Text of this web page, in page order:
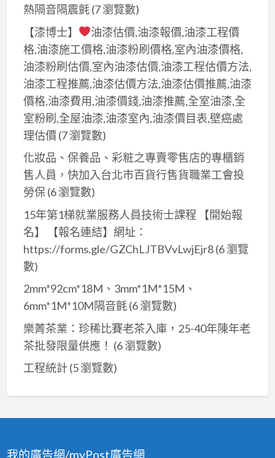
熱隔音隔震氈(7 瀏覽數)
【漆博士】
油漆估價,油漆報價,油漆工程價
格,油漆施工價格,油漆粉刷價格,室內油漆價格,
油漆粉刷估價,室內油漆估價,油漆工程估價方法,
油漆工程推薦,油漆估價方法,油漆估價推薦,油漆
價格,油漆費用,油漆價錢,油漆推薦,全室油漆,全
室粉刷,全屋油漆,油漆室內,油漆價目表,壁癌處
理估價(7 瀏覽數)
化妝品、保養品、彩粧之專賣零售店的專櫃銷
售人員，快加入台北市百貨行售貨職業工會投
勞保(6 瀏覽數)
15年第1梯就業服務人員技術士課程 【開始報
名】 【報名連結】網址：
https://forms.gle/GZChLJTBVvLwjEjr8(6 瀏覽
數)
2mm*92cm*18M、3mm*1M*15M、
6mm*1M*10M隔音氈(6 瀏覽數)
樂菁茶業：珍稀比賽老茶入庫，25-40年陳年老
茶批發限量供應！ (6 瀏覽數)
工程統計(5 瀏覽數)
我的廣告網/myPost廣告網